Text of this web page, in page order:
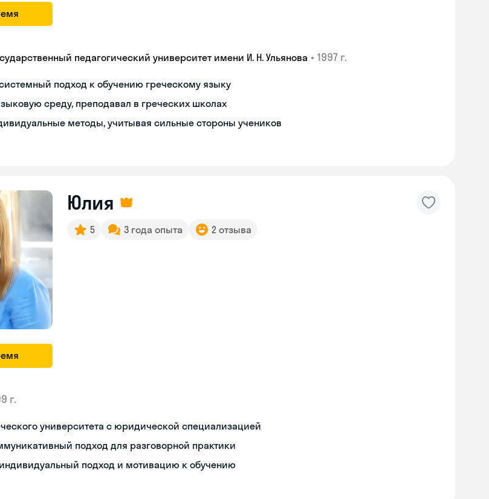
педагогический университет имени И. Н. Ульянова • 1997 г.
подход к обучению греческому языку
среду, преподавал в греческих школах
методы, учитывая сильные стороны учеников
Юлия
5 3 года опыта 2 отзыва
г.
университета с юридической специализацией
подход для разговорной практики
подход и мотивацию к обучению